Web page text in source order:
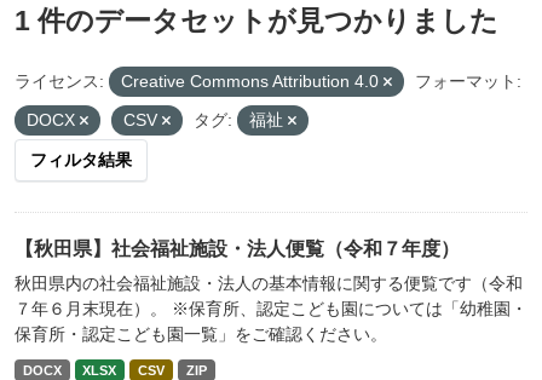
1 件のデータセットが見つかりました
ライセンス: Creative Commons Attribution 4.0
フォーマット:
DOCX
CSV タグ: 福祉
フィルタ結果
【秋田県】社会福祉施設・法人便覧（令和７年度）
秋田県内の社会福祉施設・法人の基本情報に関する便覧です（令和
７年６月末現在）。 ※保育所、認定こども園については「幼稚園・
保育所・認定こども園一覧」をご確認ください。
DOCX XLSX CSV ZIP